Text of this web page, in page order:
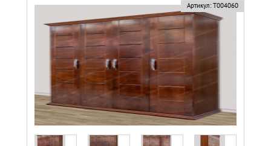
Артикул: Т004060